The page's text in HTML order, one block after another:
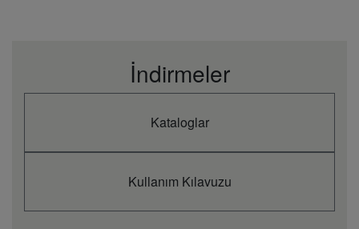
İndirmeler
Kataloglar
Kullanım Kılavuzu